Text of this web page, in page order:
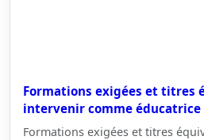
Formations exigées et titres
intervenir comme éducatrice
Formations exigées et titres